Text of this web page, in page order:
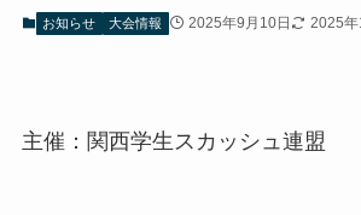
お知らせ 大会情報 2025年9月10日 2025年
主催：関西学生スカッシュ連盟